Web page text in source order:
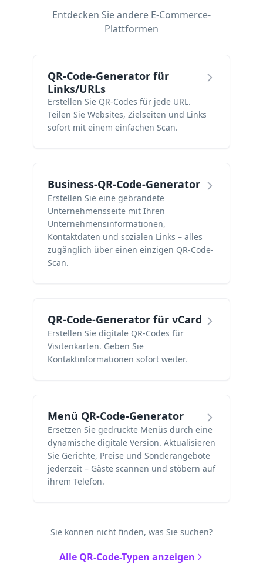
Entdecken Sie andere E-Commerce-
Plattformen
QR-Code-Generator für
Links/URLs
Erstellen Sie QR-Codes für jede URL.
Teilen Sie Websites, Zielseiten und Links
sofort mit einem einfachen Scan.
Business-QR-Code-Generator
Erstellen Sie eine gebrandete
Unternehmensseite mit Ihren
Unternehmensinformationen,
Kontaktdaten und sozialen Links – alles
zugänglich über einen einzigen QR-Code-
Scan.
QR-Code-Generator für vCard
Erstellen Sie digitale QR-Codes für
Visitenkarten. Geben Sie
Kontaktinformationen sofort weiter.
Menü QR-Code-Generator
Ersetzen Sie gedruckte Menüs durch eine
dynamische digitale Version. Aktualisieren
Sie Gerichte, Preise und Sonderangebote
jederzeit – Gäste scannen und stöbern auf
ihrem Telefon.
Sie können nicht finden, was Sie suchen?
Alle QR-Code-Typen anzeigen